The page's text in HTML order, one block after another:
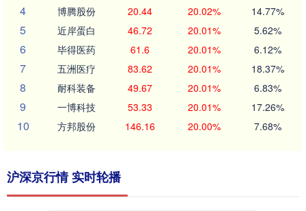
4 博腾股份 20.44 20.02% 14.77%
5 近岸蛋白 46.72 20.01% 5.62%
6 毕得医药 61.6 20.01% 6.12%
7 五洲医疗 83.62 20.01% 18.37%
8 耐科装备 49.67 20.01% 6.83%
9 一博科技 53.33 20.01% 17.26%
10 方邦股份 146.16 20.00% 7.68%
沪深京行情 实时轮播